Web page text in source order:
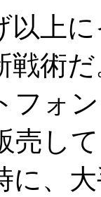
上
戦術
フォ
売し
に、